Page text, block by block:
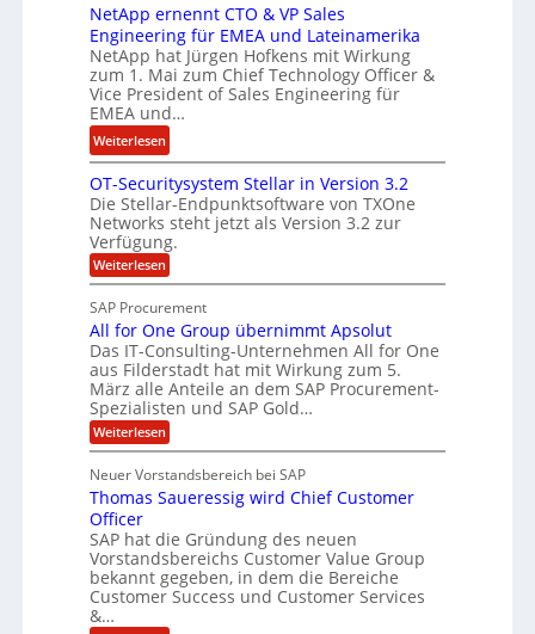
e
i
n
e
L
ö
s
u
n
g
i
r
d
F
i
n
a
n
z
c
h
e
f
b
e
i
I
F
S
g
i
n
e
e
r
i
g
S
p
e
z
i
a
l
s
t
u
i
a
H
u
b
NetApp ernennt CTO & VP Sales
Engineering für EMEA und Lateinamerika
NetApp hat Jürgen Hofkens mit Wirkung
zum 1. Mai zum Chief Technology Officer &
Vice President of Sales Engineering für
EMEA und…
Weiterlesen:
N
e
t
A
p
p
e
n
n
t
C
T
O
V
P
S
OT-Securitysystem Stellar in Version 3.2
Die Stellar-Endpunktsoftware von TXOne
Networks steht jetzt als Version 3.2 zur
Verfügung.
Weiterlesen:
O
-
S
e
c
u
r
i
t
y
y
s
e
m
S
t
e
SAP Procurement
All for One Group übernimmt Apsolut
Das IT-Consulting-Unternehmen All for One
aus Filderstadt hat mit Wirkung zum 5.
März alle Anteile an dem SAP Procurement-
Spezialisten und SAP Gold…
Weiterlesen:
A
l
f
r
O
n
e
G
Neuer Vorstandsbereich bei SAP
Thomas Saueressig wird Chief Customer
Officer
SAP hat die Gründung des neuen
Vorstandsbereichs Customer Value Group
bekannt gegeben, in dem die Bereiche
Customer Success und Customer Services
&…